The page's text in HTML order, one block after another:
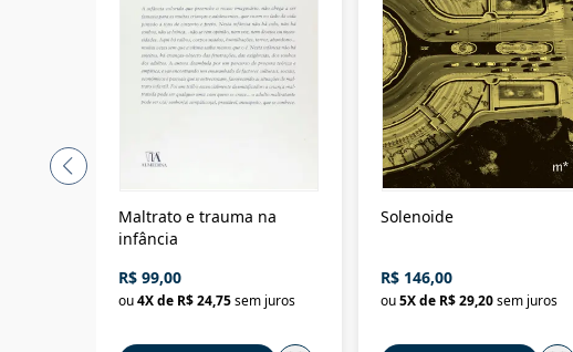
Maltrato e trauma na
infância
R$ 99,00
ou4X de R$ 24,75sem juros
Solenoide
R$ 146,00
ou5X de R$ 29,20sem juros